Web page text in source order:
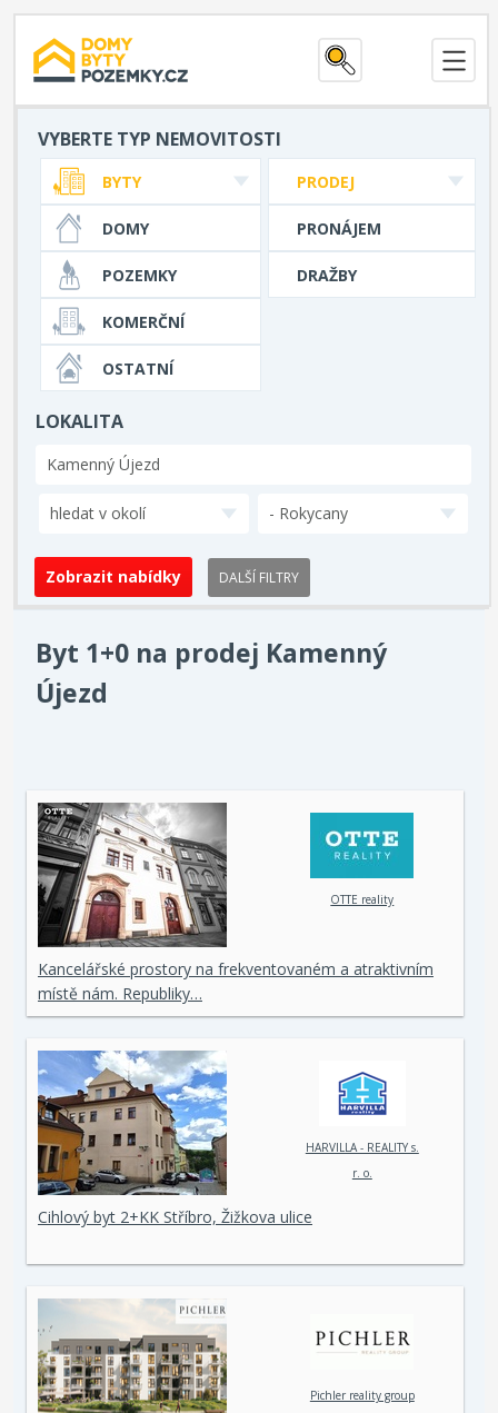
VYBERTE TYP NEMOVITOSTI
PRODEJ
PRONÁJEM
DRAŽBY
BYTY
DOMY
POZEMKY
KOMERČNÍ
OSTATNÍ
LOKALITA
hledat v okolí - Rokycany
DALŠÍ FILTRY
Byt 1+0 na prodej Kamenný
Újezd
OTTE reality
Kancelářské prostory na frekventovaném a atraktivním
místě nám. Republiky…
HARVILLA - REALITY s.
r. o.
Cihlový byt 2+KK Stříbro, Žižkova ulice
Pichler reality group